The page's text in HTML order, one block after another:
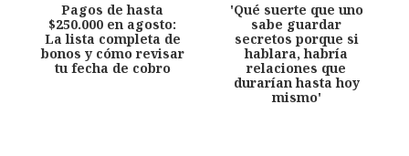
Pagos de hasta
$250.000 en agosto:
La lista completa de
bonos y cómo revisar
tu fecha de cobro
'Qué suerte que uno
sabe guardar
secretos porque si
hablara, habría
relaciones que
durarían hasta hoy
mismo'